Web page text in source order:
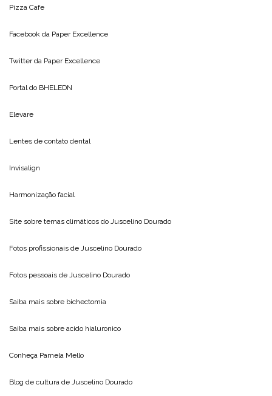
Pizza Cafe
Facebook da Paper Excellence
Twitter da Paper Excellence
Portal do BHELEDN
Elevare
Lentes de contato dental
Invisalign
Harmonização facial
Site sobre temas climáticos do Juscelino Dourado
Fotos profissionais de Juscelino Dourado
Fotos pessoais de Juscelino Dourado
Saiba mais sobre bichectomia
Saiba mais sobre acido hialuronico
Conheça Pamela Mello
Blog de cultura de Juscelino Dourado